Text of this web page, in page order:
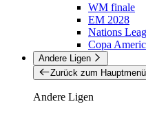
WM finale
EM 2028
Nations
Copa
Andere Ligen
Zurück zum Hauptmenü
Andere Ligen